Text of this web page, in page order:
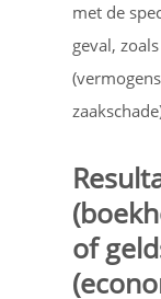
met de
geval,
of